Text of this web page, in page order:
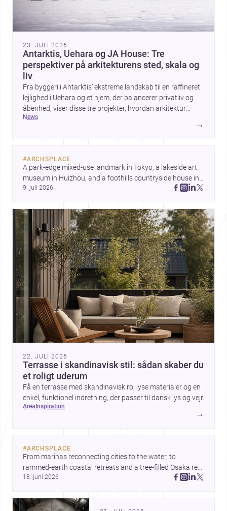
23. JULI 2026
Antarktis, Uehara og JA House: Tre
perspektiver på arkitekturens sted, skala og
liv
Fra byggeri i Antarktis’ ekstreme landskab til en raffineret
lejlighed i Uehara og et hjem, der balancerer privatliv og
åbenhed, viser disse tre projekter, hvordan arkitektur
formes af klima, kontekst og daglig brug. Tilsammen
peger de på nye måder at tænke territorial tilstedeværelse,
news
→
#ARCHSPLACE
A park-edge mixed-use landmark in Tokyo, a lakeside art
museum in Huizhou, and a foothills countryside house in
Cayambe show architecture shaping place, culture, and
9. juli 2026
22. JULI 2026
Terrasse i skandinavisk stil: sådan skaber du
et roligt uderum
Få en terrasse med skandinavisk ro, lyse materialer og en
enkel, funktionel indretning, der passer til dansk lys og vejr.
area inspiration
→
#ARCHSPLACE
From marinas reconnecting cities to the water, to
rammed-earth coastal retreats and a tree-filled Osaka rest
area, these projects show architecture shaping how we
18. juni 2026